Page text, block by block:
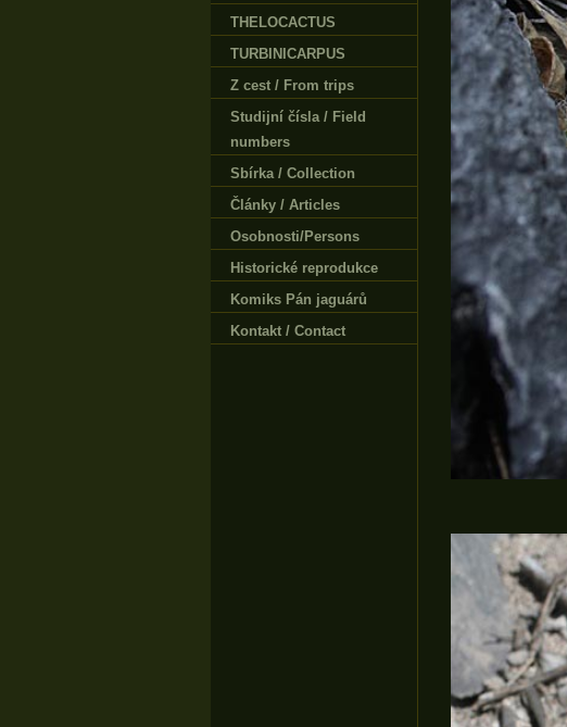
THELOCACTUS
TURBINICARPUS
Z cest / From trips
Studijní čísla / Field
numbers
Sbírka / Collection
Články / Articles
Osobnosti/Persons
Historické reprodukce
Komiks Pán jaguárů
Kontakt / Contact